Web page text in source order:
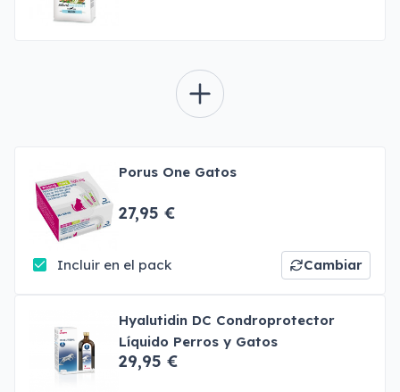
Porus One Gatos
27,95 €
Incluir en el pack Cambiar
Hyalutidin DC Condroprotector
Líquido Perros y Gatos
29,95 €